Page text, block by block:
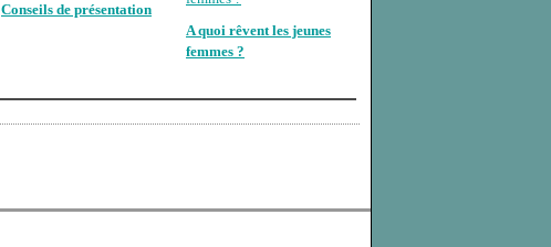
Conseils de présentation
A quoi rêvent les jeunes
femmes ?